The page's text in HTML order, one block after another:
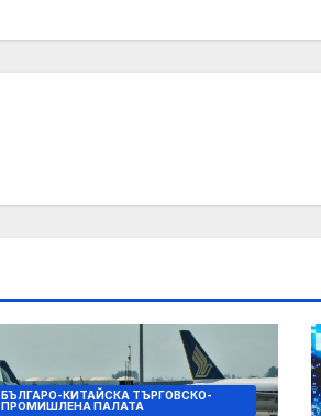
БЪЛГАРО-КИТАЙСКА ТЪРГОВСКО-
ПРОМИШЛЕНА ПАЛАТА